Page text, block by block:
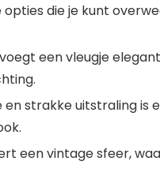
die je kunt
een vleugje
strakke uitstraling is
een vintage sfeer,